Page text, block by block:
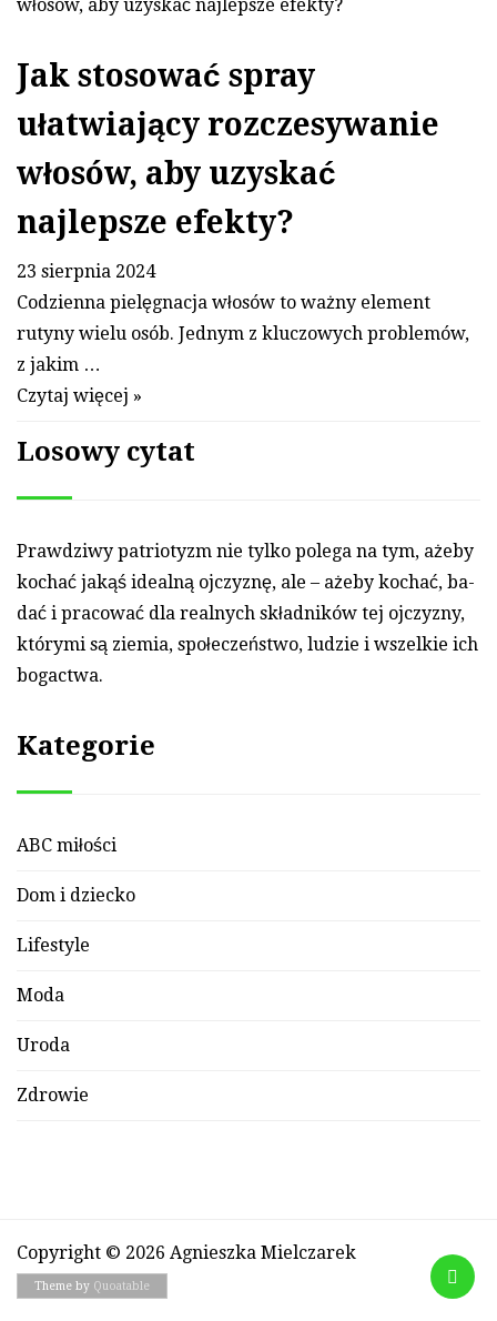
Jak stosować spray
ułatwiający rozczesywanie
włosów, aby uzyskać
najlepsze efekty?
23 sierpnia 2024
Codzienna pielęgnacja włosów to ważny element
rutyny wielu osób. Jednym z kluczowych problemów,
z jakim …
Czytaj więcej »
Losowy cytat
Praw­dzi­wy pat­riotyzm nie tyl­ko po­lega na tym, ażeby
kochać jakąś idealną oj­czyznę, ale – ażeby kochać, ba­
dać i pra­cować dla real­nych skład­ników tej oj­czyz­ny,
który­mi są ziemia, społeczeństwo, ludzie i wszel­kie ich
bogactwa.
Kategorie
ABC miłości
Dom i dziecko
Lifestyle
Moda
Uroda
Zdrowie
Copyright © 2026 Agnieszka Mielczarek
Theme by Quoatable